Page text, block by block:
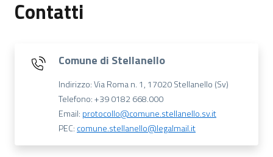
Contatti
Comune di Stellanello
Indirizzo: Via Roma n. 1, 17020 Stellanello (Sv)
Telefono: +39 0182 668.000
Email: protocollo@comune.stellanello.sv.it
PEC: comune.stellanello@legalmail.it